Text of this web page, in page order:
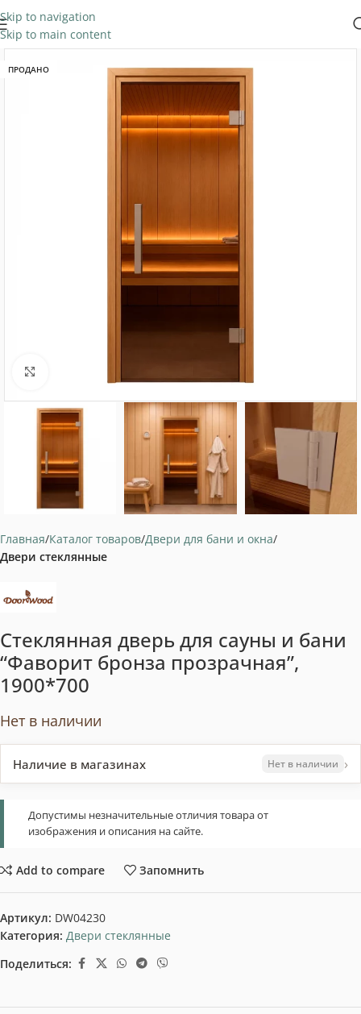
Skip to navigation
Skip to main content
ПРОДАНО
Главная Каталог товаров Двери для бани и окна
Двери стеклянные
Стеклянная дверь для сауны и бани
“Фаворит бронза прозрачная”,
1900*700
Нет в наличии
Наличие в магазинах Нет в наличии ›
Допустимы незначительные отличия товара от
изображения и описания на сайте.
Add to compare Запомнить
Артикул: DW04230
Категория: Двери стеклянные
Поделиться: